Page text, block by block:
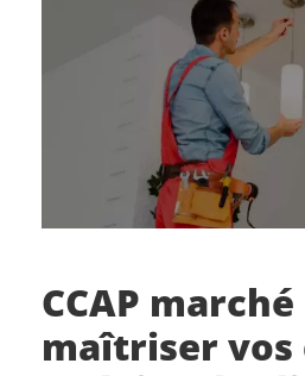
CCAP
maîtriser vos